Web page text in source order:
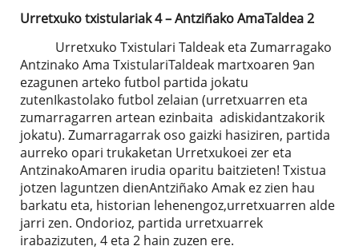
Urretxuko txistulariak 4 – Antziñako AmaTaldea 2
Urretxuko Txistulari Taldeak eta Zumarragako
Antzinako Ama TxistulariTaldeak martxoaren 9an
ezagunen arteko futbol partida jokatu
zutenIkastolako futbol zelaian (urretxuarren eta
zumarragarren artean ezinbaita adiskidantzakorik
jokatu). Zumarragarrak oso gaizki hasiziren, partida
aurreko opari trukaketan Urretxukoei zer eta
AntzinakoAmaren irudia oparitu baitzieten! Txistua
jotzen laguntzen dienAntziñako Amak ez zien hau
barkatu eta, historian lehenengoz,urretxuarren alde
jarri zen. Ondorioz, partida urretxuarrek
irabazizuten, 4 eta 2 hain zuzen ere.